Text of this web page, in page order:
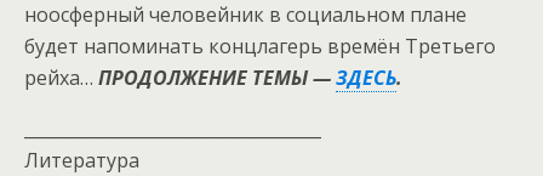
ноосферный человейник в социальном плане
будет напоминать концлагерь времён Третьего
рейха… ПРОДОЛЖЕНИЕ ТЕМЫ —ЗДЕСЬ.
Литература